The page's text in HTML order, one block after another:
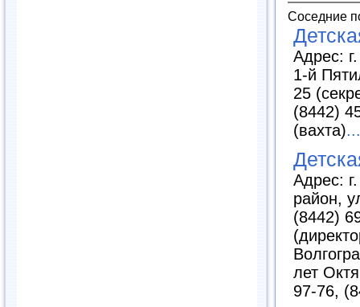
Соседние
Адрес:
1-й
25
(8442)
(вахта)...
Адрес:
район,
(8442)
лет
97-76,